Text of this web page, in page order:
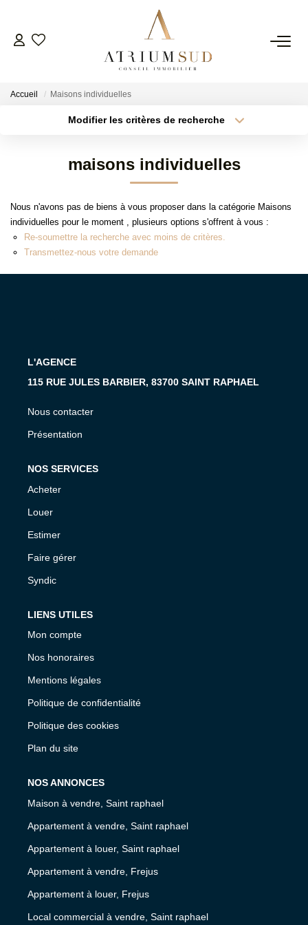
TRANSACTION
ESTIMATION
AGENCE
Accueil Maisons individuelles
Modifier les critères de recherche
Type de bien
Budget max Plus de critères
maisons individuelles
Nous n'avons pas de biens à vous proposer dans la catégorie Maisons
individuelles pour le moment , plusieurs options s'offrent à vous :
Re-soumettre la recherche avec moins de critères.
Transmettez-nous votre demande
L'AGENCE
115 RUE JULES BARBIER, 83700 SAINT RAPHAEL
Nous contacter
Présentation
NOS SERVICES
Acheter
Louer
Estimer
Faire gérer
Syndic
LIENS UTILES
Mon compte
Nos honoraires
Mentions légales
Politique de confidentialité
Politique des cookies
Plan du site
NOS ANNONCES
Maison à vendre, Saint raphael
Appartement à vendre, Saint raphael
Appartement à louer, Saint raphael
Appartement à vendre, Frejus
Appartement à louer, Frejus
Local commercial à vendre, Saint raphael